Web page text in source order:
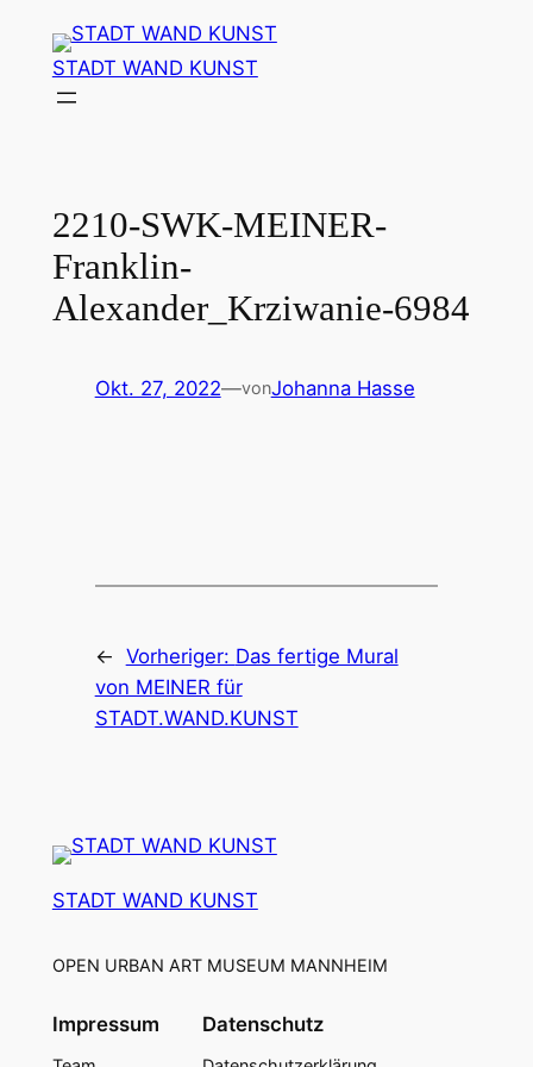
Inhalt
springen
STADT WAND KUNST
2210-SWK-MEINER-
Franklin-
Alexander_Krziwanie-6984
Okt. 27, 2022—vonJohanna Hasse
← Vorheriger: Das fertige Mural
von MEINER für
STADT.WAND.KUNST
STADT WAND KUNST
OPEN URBAN ART MUSEUM MANNHEIM
Impressum Datenschutz